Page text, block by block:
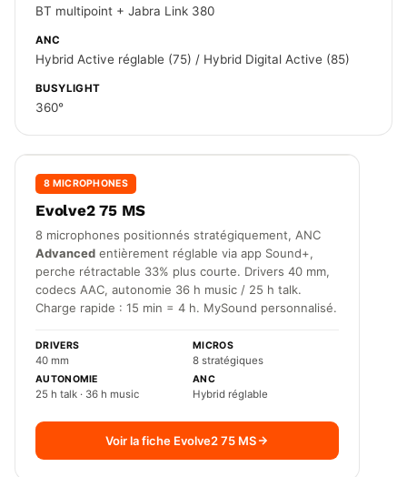
BT multipoint + Jabra Link 380
ANC
Hybrid Active réglable (75) / Hybrid Digital Active (85)
BUSYLIGHT
360°
8 MICROPHONES
Evolve2 75 MS
8 microphones positionnés stratégiquement, ANC
Advanced entièrement réglable via app Sound+,
perche rétractable 33% plus courte. Drivers 40 mm,
codecs AAC, autonomie 36 h music / 25 h talk.
Charge rapide : 15 min = 4 h. MySound personnalisé.
DRIVERS
40 mm
MICROS
8 stratégiques
AUTONOMIE
25 h talk · 36 h music
ANC
Hybrid réglable
Voir la fiche Evolve2 75 MS